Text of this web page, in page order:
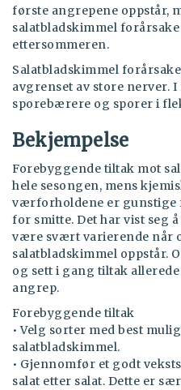
første angrepene oppstår,
salatbladskimmel
ettersommeren.
Salatbladskimmel
avgrenset av store nerver.
sporebærere og sporer i
Bekjempelse
Forebyggende tiltak mot
hele sesongen, mens
værforholdene er gunstige
for smitte. Det har vist seg å
være svært varierende når
salatbladskimmel oppstår.
og sett i gang tiltak
angrep.
Forebyggende tiltak
• Velg sorter med best mulig
salatbladskimmel.
• Gjennomfør et godt
salat etter salat. Dette er